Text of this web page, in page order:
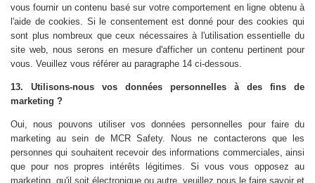
vous fournir un contenu basé sur votre comportement en ligne obtenu à
l'aide de cookies. Si le consentement est donné pour des cookies qui
sont plus nombreux que ceux nécessaires à l'utilisation essentielle du
site web, nous serons en mesure d'afficher un contenu pertinent pour
vous. Veuillez vous référer au paragraphe 14 ci-dessous.
13. Utilisons-nous vos données personnelles à des fins de
marketing ?
Oui, nous pouvons utiliser vos données personnelles pour faire du
marketing au sein de MCR Safety. Nous ne contacterons que les
personnes qui souhaitent recevoir des informations commerciales, ainsi
que pour nos propres intérêts légitimes. Si vous vous opposez au
marketing, qu'il soit électronique ou autre, veuillez nous le faire savoir et